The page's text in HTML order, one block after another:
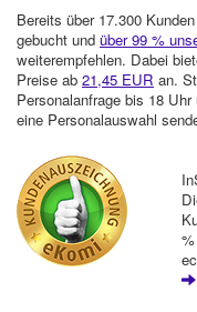
Bereits über 17.300
gebucht und über 99 %
weiterempfehlen. Dabei
Preise ab 21,45 EUR an.
Personalanfrage bis 18
eine Personalauswahl